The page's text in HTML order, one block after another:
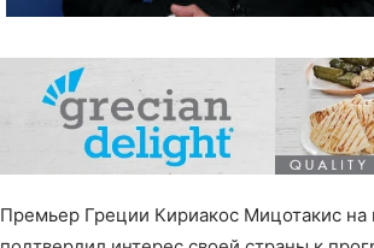
Премьер Греции Кириакос Мицотакис